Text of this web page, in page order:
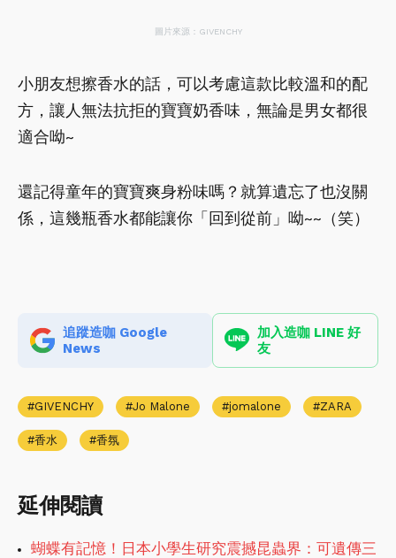
圖片來源：GIVENCHY
小朋友想擦香水的話，可以考慮這款比較溫和的配
方，讓人無法抗拒的寶寶奶香味，無論是男女都很
適合呦~
還記得童年的寶寶爽身粉味嗎？就算遺忘了也沒關
係，這幾瓶香水都能讓你「回到從前」呦~~（笑）
追蹤造咖 Google
News
加入造咖 LINE 好
友
GIVENCHY Jo Malone jomalone ZARA
香水 香氛
延伸閱讀
蝴蝶有記憶！日本小學生研究震撼昆蟲界：可遺傳三